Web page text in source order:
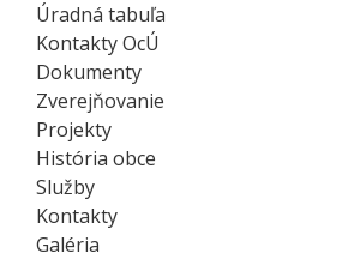
Úradná tabuľa
Kontakty OcÚ
Dokumenty
Zverejňovanie
Projekty
História obce
Služby
Kontakty
Galéria